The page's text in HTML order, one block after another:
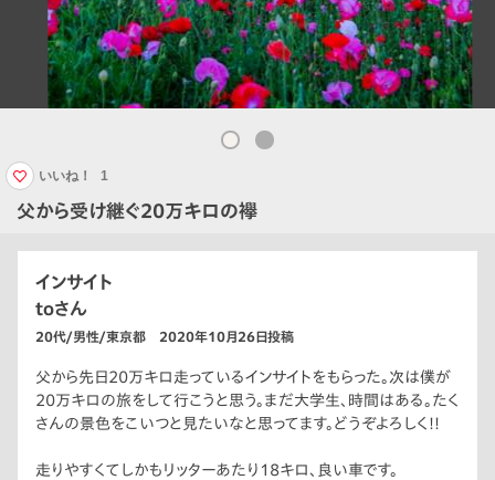
父から受け継ぐ20万キロの襷
いいね！ 1
インサイト
toさん
20代/男性/東京都 2020年10月26日投稿
父から先日20万キロ走っているインサイトをもらった。次は僕が
20万キロの旅をして行こうと思う。まだ大学生、時間はある。たく
さんの景色をこいつと見たいなと思ってます。どうぞよろしく!!
走りやすくてしかもリッターあたり18キロ、良い車です。